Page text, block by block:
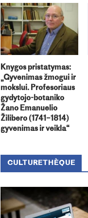
Knygos pristatymas:
„Gyvenimas žmogui ir
mokslui. Profesoriaus
gydytojo-botaniko
Žano Emanuelio
Žilibero (1741–1814)
gyvenimas ir veikla“
CULTURETHÈQUE